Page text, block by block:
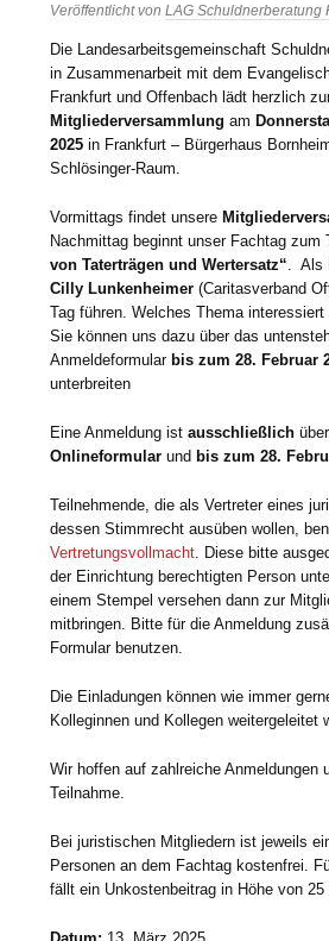
Veröffentlicht vonLAG Schuldnerberatung
Die Landesarbeitsgemeinschaft
in Zusammenarbeit mit dem
Frankfurt und Offenbach lädt herzlich
Mitgliederversammlung am
2025 in Frankfurt – Bürgerhaus
Schlösinger-Raum.
Vormittags findet unsere
Nachmittag beginnt unser Fachtag zum
von Taterträgen und Wertersatz“. Als
Cilly Lunkenheimer (Caritasverband
Tag führen. Welches Thema
Sie können uns dazu über das
Anmeldeformular bis zum 28. Februar
unterbreiten
Eine Anmeldung istausschließlich
Onlineformular und bis zum 28.
Teilnehmende, die als Vertreter eines
dessen Stimmrecht ausüben wollen,
Vertretungsvollmacht. Diese bitte
der Einrichtung berechtigten Person
einem Stempel versehen dann zur
mitbringen. Bitte für die Anmeldung
Formular benutzen.
Die Einladungen können wie immer
Kolleginnen und Kollegen weitergeleitet
Wir hoffen auf zahlreiche Anmeldungen
Teilnahme.
Bei juristischen Mitgliedern ist jeweils
Personen an dem Fachtag kostenfrei.
fällt ein Unkostenbeitrag in Höhe von 25